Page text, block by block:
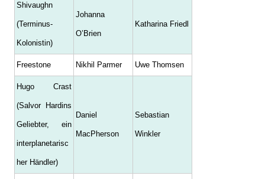
Shivaughn
(Terminus-
Kolonistin)
Johanna
O’Brien
Katharina Friedl
Freestone Nikhil Parmer Uwe Thomsen
Hugo Crast
(Salvor Hardins
Geliebter, ein
interplanetarisc
her Händler)
Daniel
MacPherson
Sebastian
Winkler